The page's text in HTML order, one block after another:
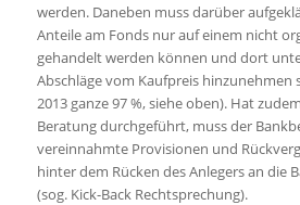
werden. Daneben muss darüber
Anteile am Fonds nur auf einem nicht
gehandelt werden können und dort
Abschläge vom Kaufpreis hinzunehmen
2013 ganze 97 %, siehe oben). Hat
Beratung durchgeführt, muss der
vereinnahmte Provisionen und
hinter dem Rücken des Anlegers an die
(sog. Kick-Back Rechtsprechung).